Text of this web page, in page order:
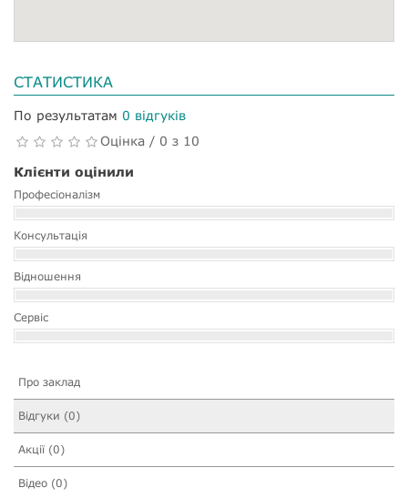
СТАТИСТИКА
По результатам 0 відгуків
Оцінка / 0 з 10
Клієнти оцінили
Професіоналізм
Консультація
Відношення
Сервіс
Про заклад
Відгуки (0)
Акції (0)
Відео (0)